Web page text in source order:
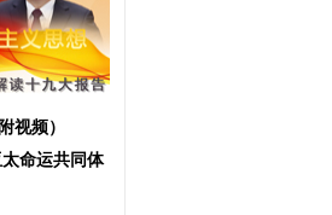
视频）
命运共同体